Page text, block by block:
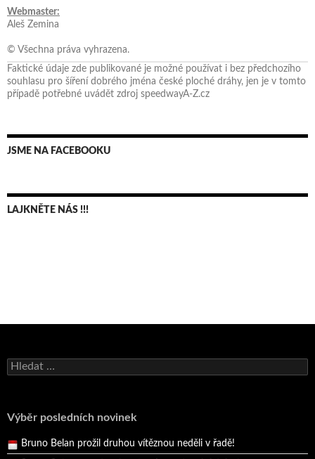
Webmaster:
Aleš Zemina
© Všechna práva vyhrazena.
Faktické údaje zde publikované je možné používat i bez předchozího
souhlasu pro šíření dobrého jména české ploché dráhy, jen je v tomto
případě potřebné uvádět zdroj speedwayA-Z.cz
JSME NA FACEBOOKU
LAJKNĚTE NÁS !!!
Vyhledávání
Výběr posledních novinek
Andy Appleton obhájil dlouhodrážní titul!
Bruno Belan prožil druhou vítěznou neděli v řadě!
Bruno Belan se radoval z triumfu na domácí dráze!